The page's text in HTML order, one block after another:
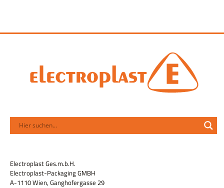
Electroplast Ges.m.b.H.
Electroplast-Packaging GMBH
A-1110 Wien, Ganghofergasse 29